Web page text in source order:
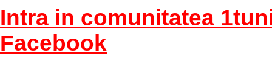
Intra in comunitatea
Facebook